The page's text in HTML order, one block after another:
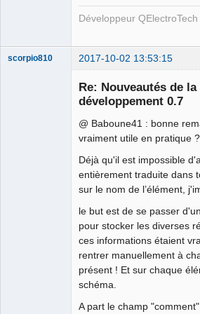
Développeur QElectroTech
scorpio810 2017-10-02 13:53:15
Re: Nouveautés de
développement 0.7
@ Baboune41 : bonne
vraiment utile en pratique ?
Déjà qu'il est impossible
entièrement traduite dans
sur le nom de l’élément,
le but est de se passer
pour stocker les diverses
ces informations étaient
rentrer manuellement à
présent ! Et sur chaque
schéma.
A part le champ